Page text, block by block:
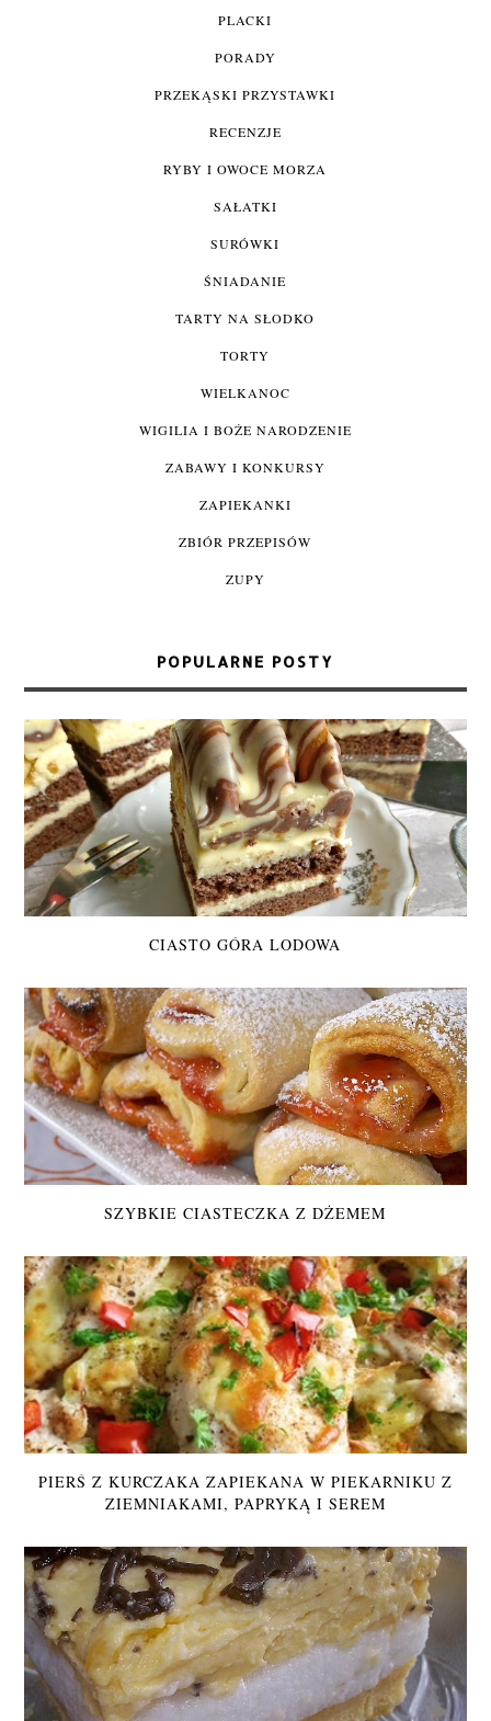
PLACKI
PORADY
PRZEKĄSKI PRZYSTAWKI
RECENZJE
RYBY I OWOCE MORZA
SAŁATKI
SURÓWKI
ŚNIADANIE
TARTY NA SŁODKO
TORTY
WIELKANOC
WIGILIA I BOŻE NARODZENIE
ZABAWY I KONKURSY
ZAPIEKANKI
ZBIÓR PRZEPISÓW
ZUPY
POPULARNE POSTY
CIASTO GÓRA LODOWA
SZYBKIE CIASTECZKA Z DŻEMEM
PIERŚ Z KURCZAKA ZAPIEKANA W PIEKARNIKU Z
ZIEMNIAKAMI, PAPRYKĄ I SEREM